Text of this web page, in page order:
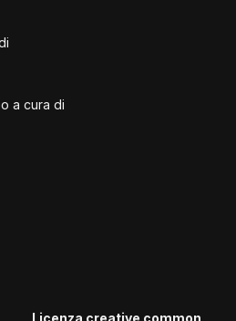
a cura di